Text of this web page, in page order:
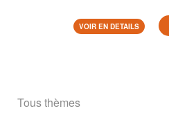
VOIR EN DETAILS